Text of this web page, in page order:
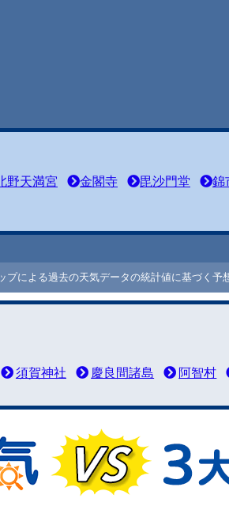
野天満宮 金閣寺 毘沙門堂 錦
による過去の天気データの統計値に基づく予
須賀神社 慶良間諸島 阿智村